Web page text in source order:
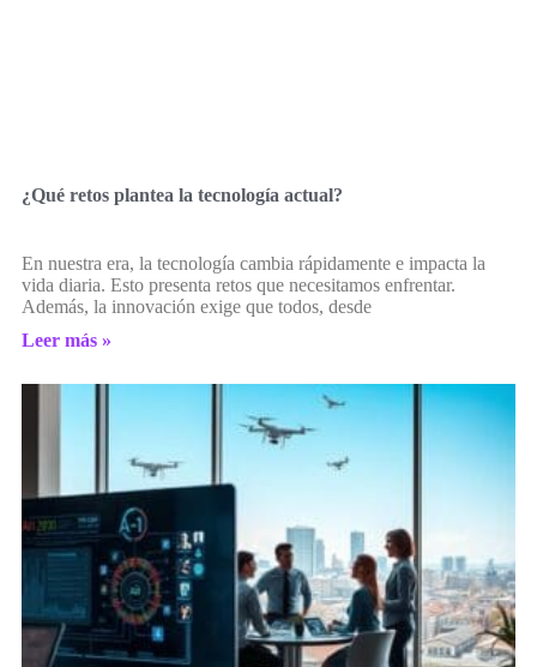
¿Qué retos plantea la tecnología actual?
En nuestra era, la tecnología cambia rápidamente e impacta la
vida diaria. Esto presenta retos que necesitamos enfrentar.
Además, la innovación exige que todos, desde
Leer más »